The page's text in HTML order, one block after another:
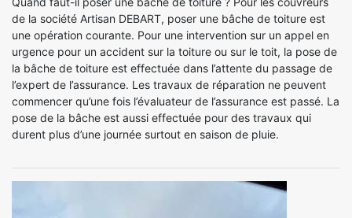
de la société Artisan DEBART, poser une bâche de toiture est
une opération courante. Pour une intervention sur un appel en
urgence pour un accident sur la toiture ou sur le toit, la pose de
la bâche de toiture est effectuée dans l’attente du passage de
l’expert de l’assurance. Les travaux de réparation ne peuvent
commencer qu’une fois l’évaluateur de l’assurance est passé. La
pose de la bâche est aussi effectuée pour des travaux qui
durent plus d’une journée surtout en saison de pluie.